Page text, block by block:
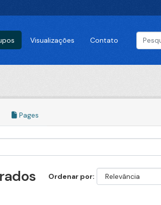
Visualizações Contato
Pages
Ordenar por